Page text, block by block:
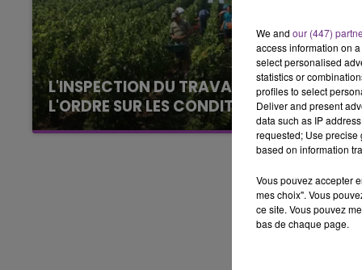
L'INSPECTION DU TRAVAIL RAPPELLE À
L'ORDRE SUR LES CONDITIONS DE...
Alors que les dates de début des vendange
2026 s'est avéré être plus précoce que prévu,
We and our (447)
access information on
select personalised
statistics or
profiles to select
Deliver and present
data such as IP
requested; Use precise
based on information
Vous pouvez accepter
mes choix". Vous
ce site. Vous pouvez
bas de chaque page.